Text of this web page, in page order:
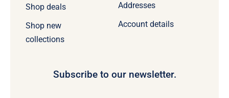
Shop deals
Shop new
collections
Addresses
Account details
Subscribe to our newsletter.